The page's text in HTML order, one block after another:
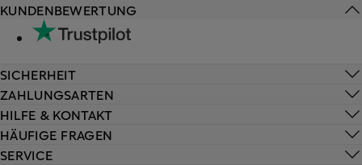
HILFE & KONTAKT
HÄUFIGE FRAGEN
SERVICE
KUNDENBEWERTUNG
SICHERHEIT
ZAHLUNGSARTEN